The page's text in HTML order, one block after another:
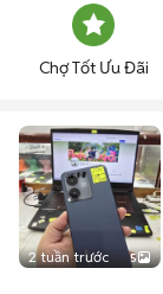
Chợ Tốt Ưu Đãi
2 tuần trước 5